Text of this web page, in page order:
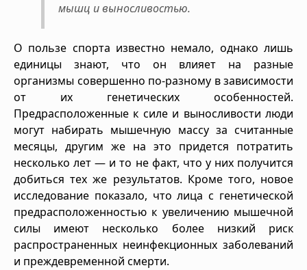
мышц и выносливостью.
О пользе спорта известно немало, однако лишь
единицы знают, что он влияет на разные
организмы совершенно по-разному в зависимости
от их генетических особенностей.
Предрасположенные к силе и выносливости люди
могут набирать мышечную массу за считанные
месяцы, другим же на это придется потратить
несколько лет — и то не факт, что у них получится
добиться тех же результатов. Кроме того, новое
исследование показало, что лица с генетической
предрасположенностью к увеличению мышечной
силы имеют несколько более низкий риск
распространенных неинфекционных заболеваний
и преждевременной смерти.